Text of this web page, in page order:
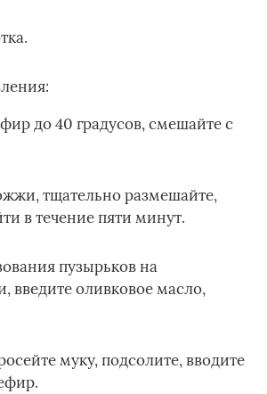
до 40 градусов, смешайте с
тщательно размешайте,
в течение пяти минут.
пузырьков на
введите оливковое масло,
муку, подсолите, вводите